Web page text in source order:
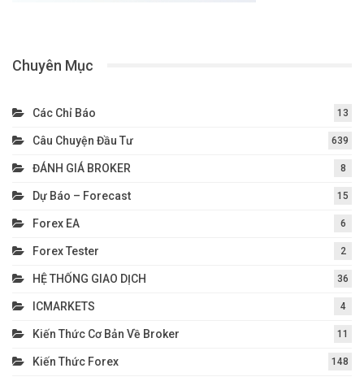
Chuyên Mục
Các Chỉ Báo 13
Câu Chuyện Đầu Tư 639
ĐÁNH GIÁ BROKER 8
Dự Báo – Forecast 15
Forex EA 6
Forex Tester 2
HỆ THỐNG GIAO DỊCH 36
ICMARKETS 4
Kiến Thức Cơ Bản Về Broker 11
Kiến Thức Forex 148